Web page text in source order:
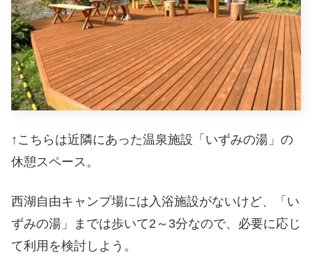
↑こちらは近隣にあった温泉施設「いずみの湯」の
休憩スペース。
西湖自由キャンプ場には入浴施設がないけど、「い
ずみの湯」までは歩いて2～3分なので、必要に応じ
て利用を検討しよう。